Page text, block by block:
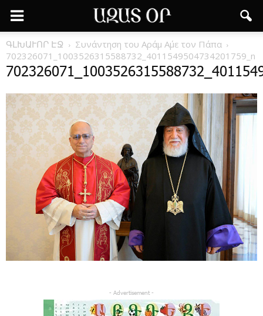
ԳԼԽԱՒՈՐ ԷՋ
Συνάντηση του Αράμ Α΄με τον Πάπα
702326071_1003526315588732_4011549504734201759_n
- Advertisement -